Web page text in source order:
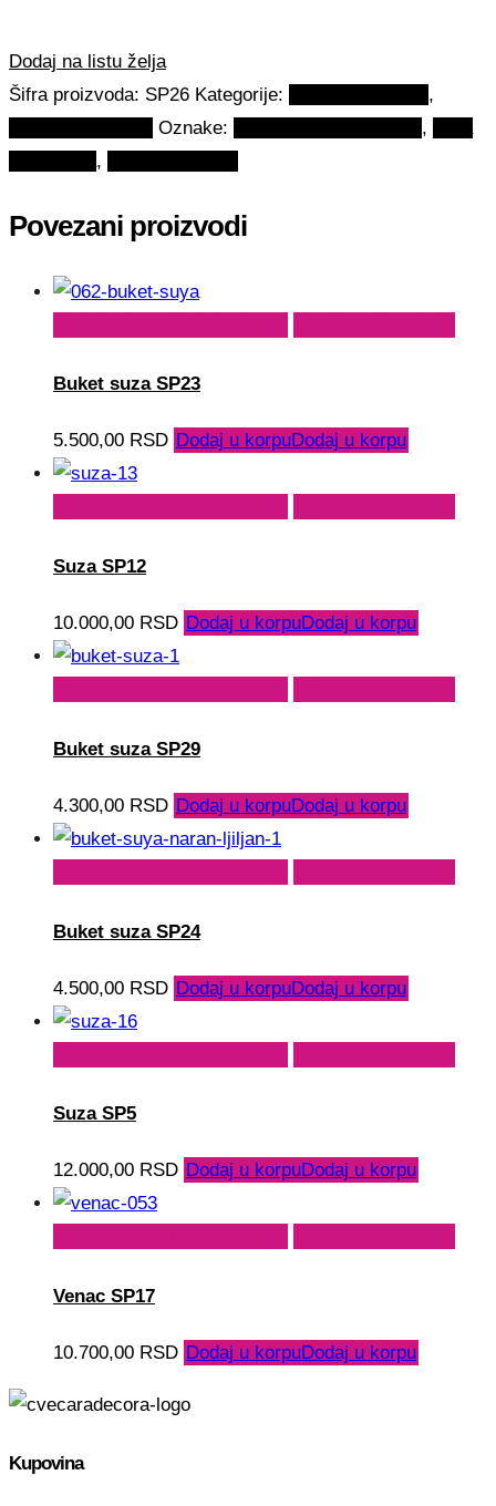
Dodaj na listu želja
Šifra proizvoda: SP26 Kategorije:
,
Oznake: ,
,
Povezani proizvodi
Buket suza SP23
5.500,00 RSD Dodaj u korpuDodaj u korpu
Suza SP12
10.000,00 RSD Dodaj u korpuDodaj u korpu
Buket suza SP29
4.300,00 RSD Dodaj u korpuDodaj u korpu
Buket suza SP24
4.500,00 RSD Dodaj u korpuDodaj u korpu
Suza SP5
12.000,00 RSD Dodaj u korpuDodaj u korpu
Venac SP17
10.700,00 RSD Dodaj u korpuDodaj u korpu
Kupovina